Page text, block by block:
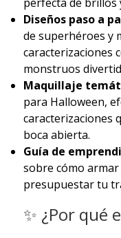
Diseños paso a
de superhéroes y
caracterizaciones
monstruos
Maquillaje
para Halloween,
caracterizaciones
boca abierta.
Guía de
sobre cómo
presupuestar tu
✨ ¿Por qué